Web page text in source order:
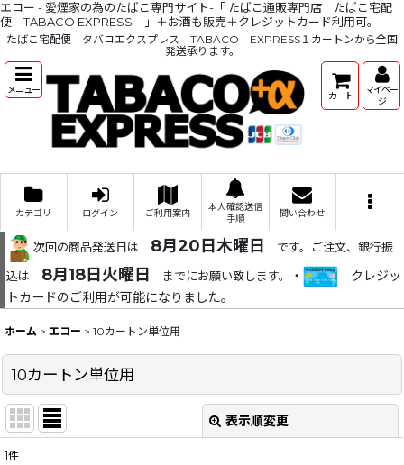
エコー - 愛煙家の為のたばこ専門サイト-「 たばこ通販専門店 たばこ宅配
便 TABACO EXPRESS 」＋お酒も販売＋クレジットカード利用可。
たばこ宅配便 タバコエクスプレス TABACO EXPRESS１カートンから全国
発送承ります。
メニュー カート
マイペー
ジ
カテゴリ ログイン ご利用案内
本人確認送信
手順
問い合わせ
次回の商品発送日は 8月20日木曜日
です。ご注文、銀行振
込は
8月18日火曜日 までにお願い致します。 ・
クレジッ
トカードのご利用が可能になりました。
ホーム > エコー > 10カートン単位用
10カートン単位用
表示順変更
1件